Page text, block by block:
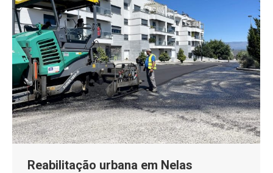
Reabilitação urbana em Nelas